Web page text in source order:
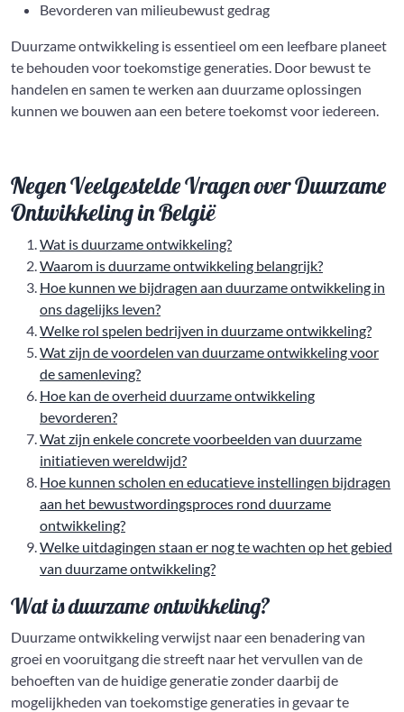
Bevorderen van milieubewust gedrag
Duurzame ontwikkeling is essentieel om een leefbare planeet
te behouden voor toekomstige generaties. Door bewust te
handelen en samen te werken aan duurzame oplossingen
kunnen we bouwen aan een betere toekomst voor iedereen.
Negen Veelgestelde Vragen over Duurzame
Ontwikkeling in België
Wat is duurzame ontwikkeling?
Waarom is duurzame ontwikkeling belangrijk?
Hoe kunnen we bijdragen aan duurzame ontwikkeling in
ons dagelijks leven?
Welke rol spelen bedrijven in duurzame ontwikkeling?
Wat zijn de voordelen van duurzame ontwikkeling voor
de samenleving?
Hoe kan de overheid duurzame ontwikkeling
bevorderen?
Wat zijn enkele concrete voorbeelden van duurzame
initiatieven wereldwijd?
Hoe kunnen scholen en educatieve instellingen bijdragen
aan het bewustwordingsproces rond duurzame
ontwikkeling?
Welke uitdagingen staan er nog te wachten op het gebied
van duurzame ontwikkeling?
Wat is duurzame ontwikkeling?
Duurzame ontwikkeling verwijst naar een benadering van
groei en vooruitgang die streeft naar het vervullen van de
behoeften van de huidige generatie zonder daarbij de
mogelijkheden van toekomstige generaties in gevaar te